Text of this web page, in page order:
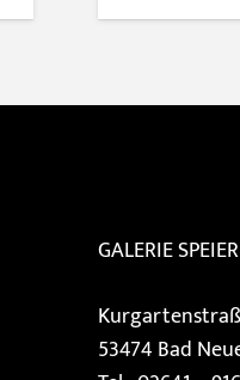
GALERIE SPEIER
53474 Bad